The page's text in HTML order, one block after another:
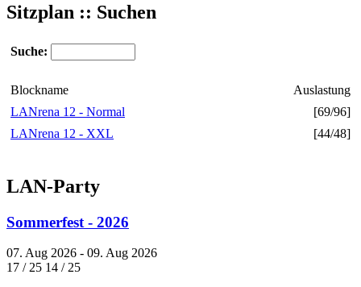
Sitzplan :: Suchen
Suche:
Blockname
Auslastung
LANrena 12 - Normal
[69/96]
LANrena 12 - XXL
[44/48]
LAN-Party
Sommerfest - 2026
07. Aug 2026 - 09. Aug 2026
17 / 25 14 / 25